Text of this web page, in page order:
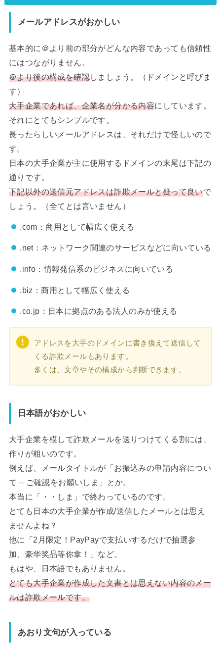
メールアドレスがおかしい
基本的に＠より前の部分がどんな内容であっても信頼性
にはつながりません。
＠より後の構成を確認しましょう。（ドメインと呼びま
す）
大手企業であれば、企業名が分かる内容にしています。
それにとてもシンプルです。
長ったらしいメールアドレスは、それだけで怪しいので
す。
日本の大手企業が主に使用するドメインの末尾は下記の
通りです。
下記以外の送信元アドレスは詐欺メールと疑って良いで
しょう。（全てとは言いません）
.com：商用として幅広く使える
.net：ネットワーク関連のサービスなどに向いている
.info：情報発信系のビジネスに向いている
.biz：商用として幅広く使える
.co.jp：日本に拠点のある法人のみが使える
アドレスを大手のドメインに書き換えて送信して
くる詐欺メールもあります。
多くは、文章やその構成から判断できます。
日本語がおかしい
大手企業を模して詐欺メールを送りつけてくる割には、
作りが粗いのです。
例えば、メールタイトルが「お振込みの申請内容につい
て – ご確認をお願いしま」とか。
本当に「・・しま」で終わっているのです。
とても日本の大手企業が作成/送信したメールとは思え
ませんよね？
他に「2月限定！PayPayで支払いするだけで抽選参
加、豪华奖品等你拿！」など。
もはや、日本語でもありません。
とても大手企業が作成した文書とは思えない内容のメー
ルは詐欺メールです。
あおり文句が入っている